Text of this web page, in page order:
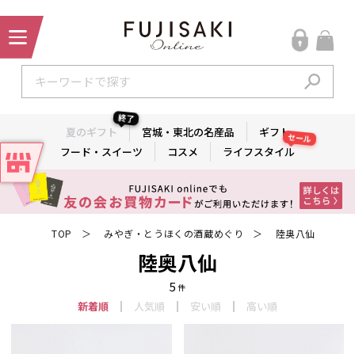
夏のギフト
終了
宮城・東北の名産品
ギフト
フード・スイーツ
コスメ ライフスタイル
セール
TOP ＞ みやぎ・とうほくの酒蔵めぐり ＞ 陸奥八仙
陸奥八仙
5 件
新着順 人気順 安い順 高い順